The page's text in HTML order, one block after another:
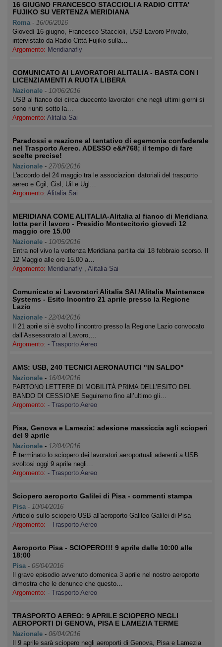
16 GIUGNO FRANCESCO STACCIOLI A RADIO CITTA'
FUJIKO SU VERTENZA MERIDIANA
Roma - 16/06/2016
Giovedì 16 giugno, Francesco Staccioli, USB Lavoro Privato,
intervistato da Radio Città Fujiko sulla…
Argomento: Meridianafly
COMUNICATO AI LAVORATORI ALITALIA - BASTA CON I
LICENZIAMENTI A RUOTA LIBERA
Nazionale - 10/06/2016
USB al fianco dei circa duecento lavoratori che negli ultimi giorni si
sono riuniti sotto la…
Argomento: Alitalia Sai
Paradossi e reazione al tentativo di egemonia confederale
nel Trasporto Aereo. ADESSO e&#768; il tempo di fare
scelte precise!
Nazionale - 27/05/2016
L'accordo del 24 maggio tra le associazioni datoriali del trasporto
aereo e Cgil, Cisl, Uil e Ugl…
Argomento: Alitalia Sai
MERIDIANA COME ALITALIA-Alitalia al fianco di Meridiana
lotta per il lavoro - Presidio Montecitorio giovedì 12
maggio ore 15.00
Nazionale - 10/05/2016
Entra nel vivo la vertenza Meridiana partita dal 18 febbraio scorso. Il
12 Maggio alle ore 15.00 a…
Argomento: Meridianafly , Alitalia Sai
Comunicato ai Lavoratori Alitalia SAI /Alitalia Maintenace
Systems - Esito Incontro 21 aprile presso la Regione
Lazio
Nazionale - 22/04/2016
Il 21 aprile si è svolto l’incontro presso la Regione Lazio convocato
dall’Assessorato al Lavoro,…
Argomento: - Trasporto Aereo
AMS: USB, 240 TECNICI AERONAUTICI "IN SALDO"
Nazionale - 16/04/2016
PARTONO LETTERE DI MOBILITÀ PRIMA DELL’ESITO DEL
BANDO DI CESSIONE Seguiremo fino all’ultimo gli…
Argomento: - Trasporto Aereo
Pisa, Genova e Lamezia: adesione massiccia agli scioperi
del 9 aprile
Nazionale - 12/04/2016
È terminato lo sciopero dei lavoratori aeroportuali aderenti a USB
svoltosi oggi 9 aprile negli…
Argomento: - Trasporto Aereo
Sciopero aeroporto Galilei di Pisa - commenti stampa
Pisa - 10/04/2016
Articolo sullo sciopero USB all'aeroporto Galileo Galilei di Pisa
Argomento: - Trasporto Aereo
Aeroporto Pisa - SCIOPERO!!! 9 aprile dalle 10:00 alle
18:00
Pisa - 06/04/2016
Il grave episodio avvenuto domenica 3 aprile nel nostro aeroporto
dimostra che le denunce che questo…
Argomento: - Trasporto Aereo
TRASPORTO AEREO: 9 APRILE SCIOPERO NEGLI
AEROPORTI DI GENOVA, PISA E LAMEZIA TERME
Nazionale - 06/04/2016
Il 9 aprile sarà sciopero negli aeroporti di Genova, Pisa e Lamezia